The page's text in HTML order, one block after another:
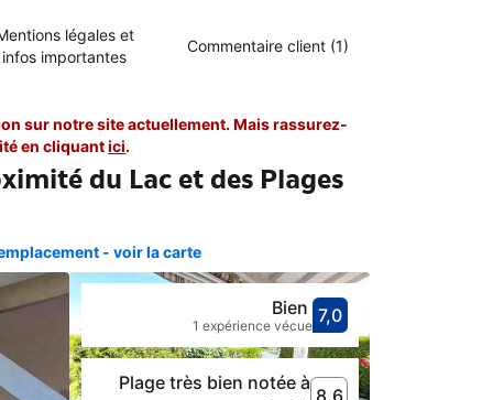
légales et
infos importantes
Commentaire client (1)
sur notre site actuellement. Mais rassurez-
en cliquantici.
du Lac et des Plages
- voir la carte
Avec une
7,0 bien
Bien
1 expérience vécue
Plage très bien notée à